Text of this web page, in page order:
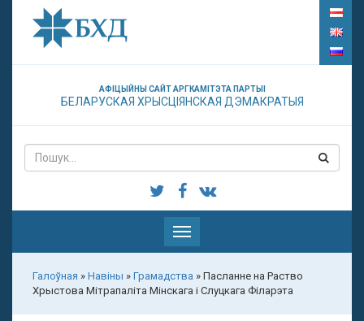
АФІЦЫЙНЫ САЙТ АРГКАМІТЭТА ПАРТЫІ
БЕЛАРУСКАЯ ХРЫСЦІЯНСКАЯ ДЭМАКРАТЫЯ
Паказаць
меню
Галоўная » Навіны » Грамадства » Пасланне на Раство
Хрыстова Мітрапаліта Мінскага і Слуцкага Філарэта